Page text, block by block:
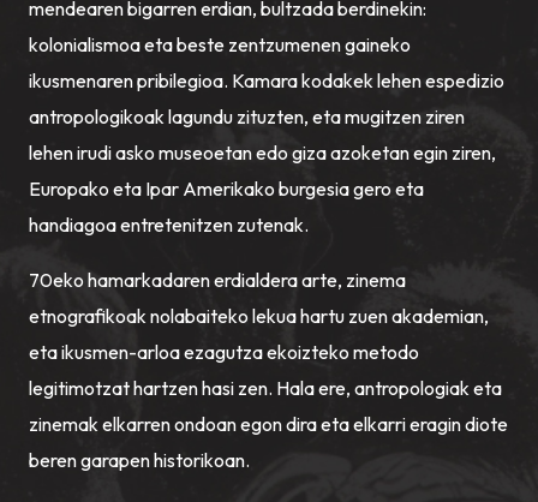
mendearen bigarren erdian, bultzada berdinekin:
kolonialismoa eta beste zentzumenen gaineko
ikusmenaren pribilegioa. Kamara kodakek lehen espedizio
antropologikoak lagundu zituzten, eta mugitzen ziren
lehen irudi asko museoetan edo giza azoketan egin ziren,
Europako eta Ipar Amerikako burgesia gero eta
handiagoa entretenitzen zutenak.
70eko hamarkadaren erdialdera arte, zinema
etnografikoak nolabaiteko lekua hartu zuen akademian,
eta ikusmen-arloa ezagutza ekoizteko metodo
legitimotzat hartzen hasi zen. Hala ere, antropologiak eta
zinemak elkarren ondoan egon dira eta elkarri eragin diote
beren garapen historikoan.